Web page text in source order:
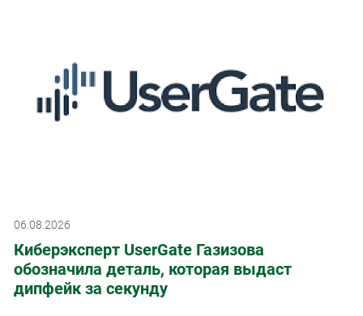
06.08.2026
Киберэксперт UserGate Газизова
обозначила деталь, которая выдаст
дипфейк за секунду